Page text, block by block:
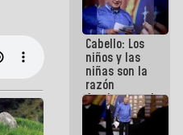
Cabello: Los
niños y las
niñas son la
razón
fundamental
de todo lo
que